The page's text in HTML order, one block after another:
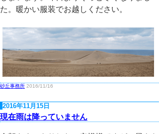
た。暖かい服装でお越しください。
砂丘事務所 2016/11/16
2016年11月15日
現在雨は降っていません